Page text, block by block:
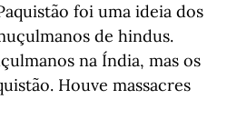
foi uma ideia dos
de hindus.
na Índia, mas os
Houve massacres